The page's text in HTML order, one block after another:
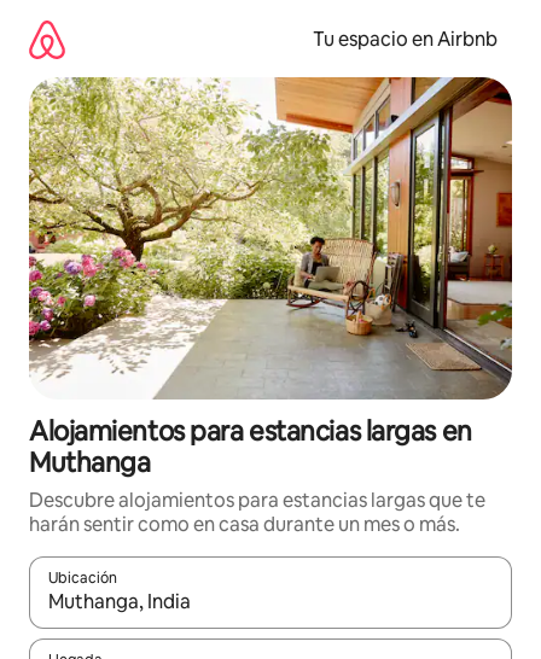
contenido
Tu espacio en Airbnb
Alojamientos para estancias largas en
Muthanga
Descubre alojamientos para estancias largas que te
harán sentir como en casa durante un mes o más.
Ubicación
Cuando los resultados estén disponibles, podrás navegar